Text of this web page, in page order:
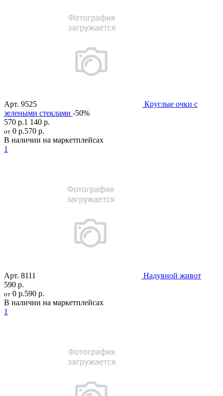
Арт. 9525
Круглые очки с
зелеными стеклами -50%
570 р.1 140 р.
от 0 р.570 р.
В наличии на маркетплейсах
1
Арт. 8111
Надувной живот
590 р.
от 0 р.590 р.
В наличии на маркетплейсах
1